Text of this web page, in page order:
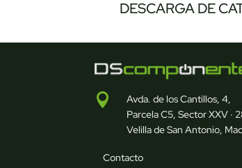
DESCARGA DE

Avda. de los Cantillos, 4,
Parcela C5, Sector XXV ·
Velilla de San Antonio,
Contacto